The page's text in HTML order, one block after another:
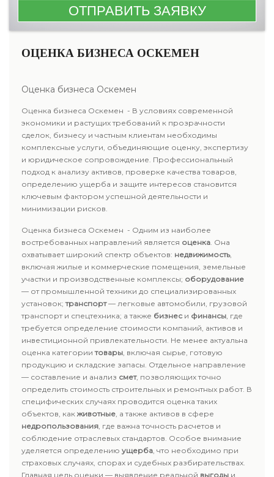
ОЦЕНКА БИЗНЕСА ОСКЕМЕН
Оценка бизнеса Оскемен
Оценка бизнеса Оскемен - В условиях современной
экономики и растущих требований к прозрачности
сделок, бизнесу и частным клиентам необходимы
комплексные услуги, объединяющие оценку, экспертизу
и юридическое сопровождение. Профессиональный
подход к анализу активов, проверке качества товаров,
определению ущерба и защите интересов становится
ключевым фактором успешной деятельности и
минимизации рисков.
Оценка бизнеса Оскемен - Одним из наиболее
востребованных направлений является оценка. Она
охватывает широкий спектр объектов: недвижимость,
включая жилые и коммерческие помещения, земельные
участки и производственные комплексы; оборудование
— от промышленной техники до специализированных
установок;транспорт— легковые автомобили, грузовой
транспорт и спецтехника; а также бизнес и финансы, где
требуется определение стоимости компаний, активов и
инвестиционной привлекательности. Не менее актуальна
оценка категориитовары, включая сырье, готовую
продукцию и складские запасы. Отдельное направление
— составление и анализ смет, позволяющих точно
определить стоимость строительных и ремонтных работ. В
специфических случаях проводится оценка таких
объектов, какживотные, а также активов в сфере
недропользования, где важна точность расчетов и
соблюдение отраслевых стандартов. Особое внимание
уделяется определению ущерба, что необходимо при
страховых случаях, спорах и судебных разбирательствах.
Главная цель оценки — выявление реальной выгоды и